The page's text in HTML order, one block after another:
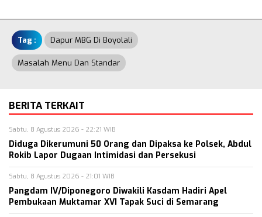
Tag : Dapur MBG Di Boyolali
Masalah Menu Dan Standar
BERITA TERKAIT
Sabtu, 8 Agustus 2026 - 22:21 WIB
Diduga Dikerumuni 50 Orang dan Dipaksa ke Polsek, Abdul
Rokib Lapor Dugaan Intimidasi dan Persekusi
Sabtu, 8 Agustus 2026 - 21:01 WIB
Pangdam IV/Diponegoro Diwakili Kasdam Hadiri Apel
Pembukaan Muktamar XVI Tapak Suci di Semarang